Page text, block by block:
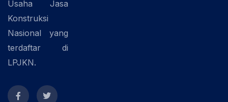
Usaha Jasa
Konstruksi
Nasional yang
terdaftar di
LPJKN.